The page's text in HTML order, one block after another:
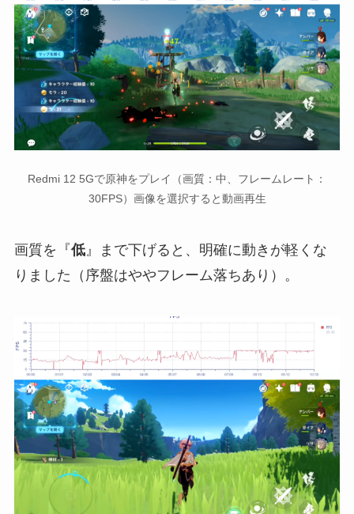
Redmi 12 5Gで原神をプレイ（画質：中、フレームレート：
30FPS）画像を選択すると動画再生
画質を『低』まで下げると、明確に動きが軽くな
りました（序盤はややフレーム落ちあり）。